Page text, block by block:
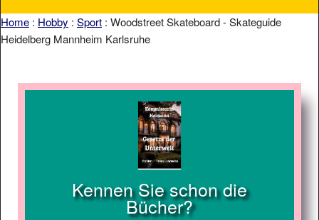
Home : Hobby : Sport : Woodstreet Skateboard - Skateguide
Heidelberg Mannheim Karlsruhe
Kennen Sie schon die
Bücher?